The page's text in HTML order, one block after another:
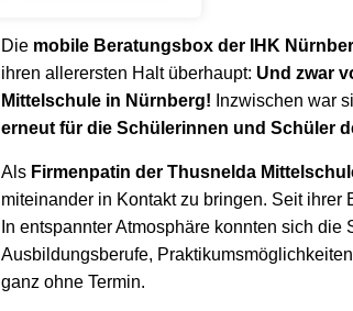
Die mobile Beratungsbox der IHK
ihren allerersten Halt überhaupt: Und zwar
Mittelschule in Nürnberg! Inzwischen war
erneut für die Schülerinnen und Schüler
Als Firmenpatin der Thusnelda
miteinander in Kontakt zu bringen. Seit
In entspannter Atmosphäre konnten sich
Ausbildungsberufe,
ganz ohne Termin.